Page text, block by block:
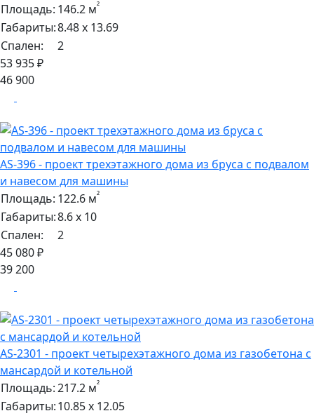
Площадь: 146.2 м²
Габариты:8.48 х 13.69
Спален:
2
53 935 ₽
46 900
AS-396 - проект трехэтажного дома из бруса с подвалом
и навесом для машины
Площадь: 122.6 м²
Габариты:8.6 х 10
Спален:
2
45 080 ₽
39 200
AS-2301 - проект четырехэтажного дома из газобетона с
мансардой и котельной
Площадь:217.2 м²
Габариты:10.85 х 12.05